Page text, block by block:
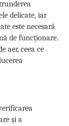
delicate, iar
este necesară
de funcționare.
aer, ceea ce
și a